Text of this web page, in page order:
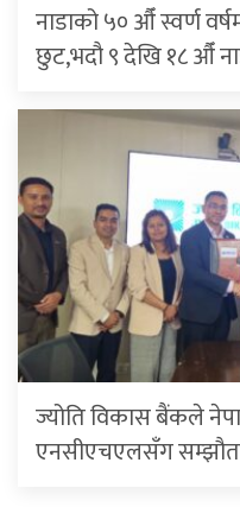
नाडाको ५० औँ स्वर्ण
छुट,भदौ ९ देखि १८ औँ
ज्योति विकास बैंकले
एनसीएचएलसँग